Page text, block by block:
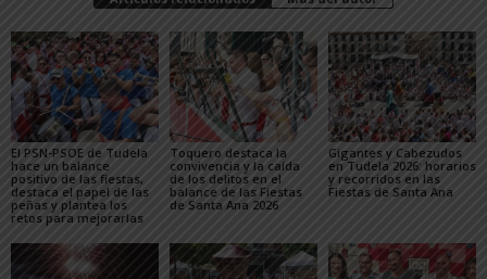
El PSN-PSOE de Tudela
hace un balance
positivo de las fiestas,
destaca el papel de las
peñas y plantea los
retos para mejorarlas
Toquero destaca la
convivencia y la caída
de los delitos en el
balance de las Fiestas
de Santa Ana 2026
Gigantes y Cabezudos
en Tudela 2026: horarios
y recorridos en las
Fiestas de Santa Ana